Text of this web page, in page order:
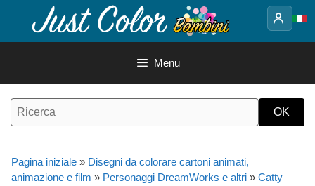
contenuto
Menu
Pagina iniziale » Disegni da colorare cartoni animati,
animazione e film » Personaggi DreamWorks e altri » Catty